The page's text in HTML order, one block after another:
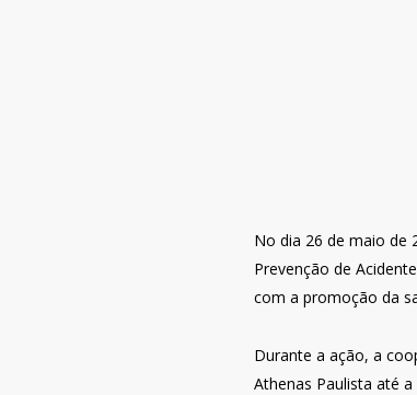
No dia 26 de maio de
Prevenção de
com a promoção da
Durante a ação, a
Athenas Paulista até